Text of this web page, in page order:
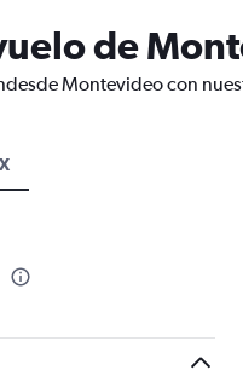
de
Montevideo con